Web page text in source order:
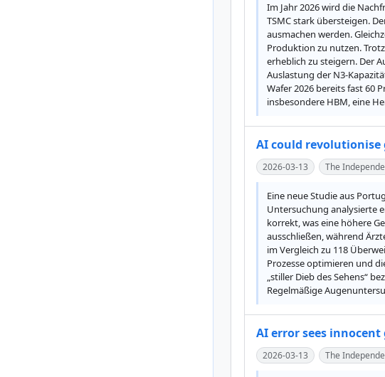
Im Jahr 2026 wird die
TSMC stark übersteigen.
ausmachen werden.
Produktion zu nutzen.
erheblich zu steigern. Der
Auslastung der N3-
Wafer 2026 bereits fast 60
insbesondere HBM, eine
AI could revolutionise
2026-03-13 The
Eine neue Studie aus
Untersuchung analysierte
korrekt, was eine höhere
ausschließen, während
im Vergleich zu 118
Prozesse optimieren und
„stiller Dieb des Sehens“
Regelmäßige
AI error sees
2026-03-13 The